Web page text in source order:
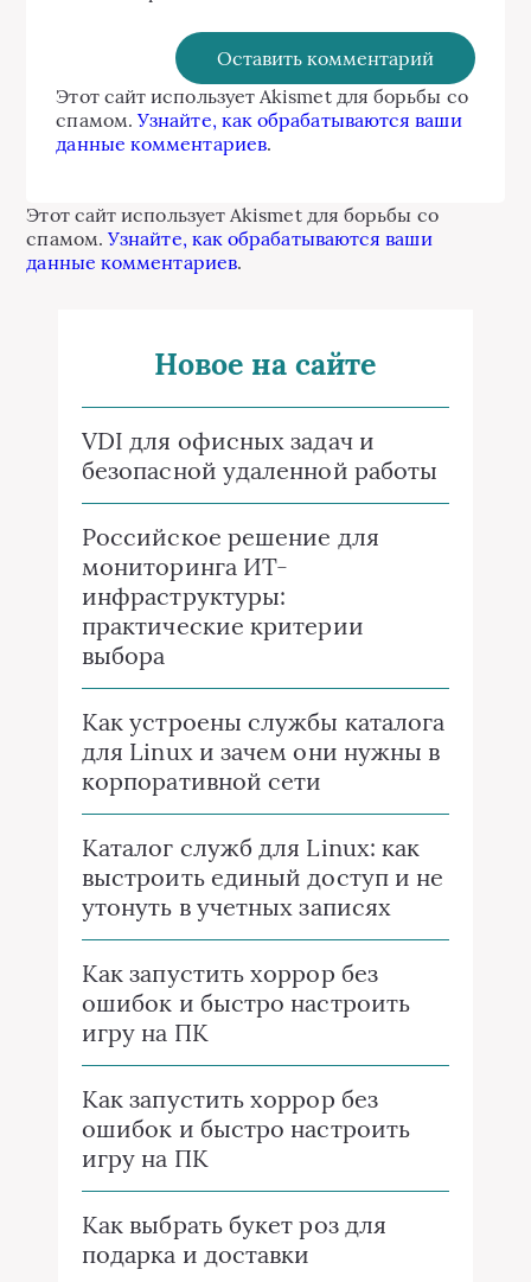
Этот сайт использует Akismet для борьбы со
спамом.Узнайте, как обрабатываются ваши
данные комментариев.
Этот сайт использует Akismet для борьбы со
спамом.Узнайте, как обрабатываются ваши
данные комментариев.
Новое на сайте
VDI для офисных задач и
безопасной удаленной работы
Российское решение для
мониторинга ИТ-
инфраструктуры:
практические критерии
выбора
Как устроены службы каталога
для Linux и зачем они нужны в
корпоративной сети
Каталог служб для Linux: как
выстроить единый доступ и не
утонуть в учетных записях
Как запустить хоррор без
ошибок и быстро настроить
игру на ПК
Как запустить хоррор без
ошибок и быстро настроить
игру на ПК
Как выбрать букет роз для
подарка и доставки